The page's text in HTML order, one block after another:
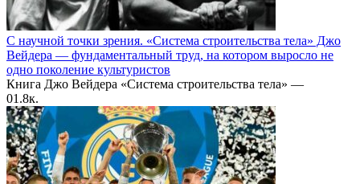
С научной точки зрения. «Система строительства тела» Джо
Вейдера — фундаментальный труд, на котором выросло не
одно поколение культуристов
Книга Джо Вейдера «Система строительства тела» —
01.8к.